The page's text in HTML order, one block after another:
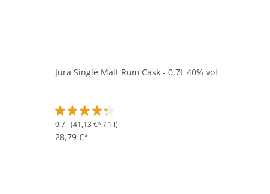
Jura Single Malt Rum Cask - 0,7L 40% vol
Durchschnittliche Bewertung von 4.3 von 5 Sternen
0.7 l (41,13 €* / 1 l)
28,79 €*